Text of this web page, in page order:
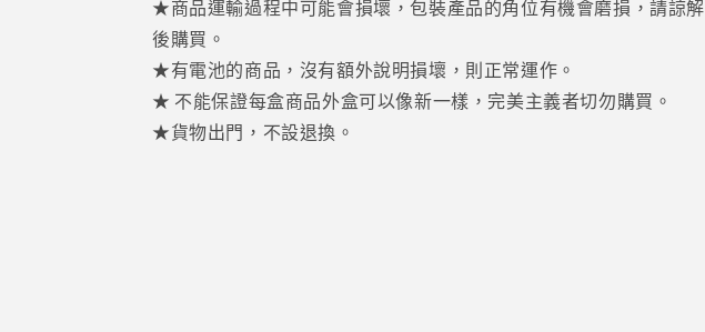
★商品運輸過程中可能會損壞，包裝產品的角位有機會磨損，請諒解
後購買。
★有電池的商品，沒有額外說明損壞，則正常運作。
★ 不能保證每盒商品外盒可以像新一樣，完美主義者切勿購買。
★貨物出門，不設退換。